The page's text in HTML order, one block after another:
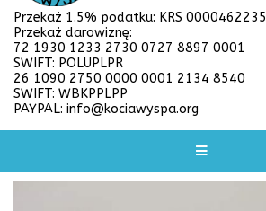
Przekaż 1.5% podatku: KRS 0000462235
Przekaż darowiznę:
72 1930 1233 2730 0727 8897 0001
SWIFT: POLUPLPR
26 1090 2750 0000 0001 2134 8540
SWIFT: WBKPPLPP
PAYPAL: info@kociawyspa.org